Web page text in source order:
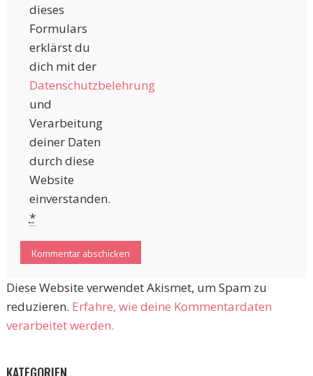
dieses
Formulars
erklärst du
dich mit der
Datenschutzbelehrung
und
Verarbeitung
deiner Daten
durch diese
Website
einverstanden.
*
Diese Website verwendet Akismet, um Spam zu
reduzieren. Erfahre, wie deine Kommentardaten
verarbeitet werden.